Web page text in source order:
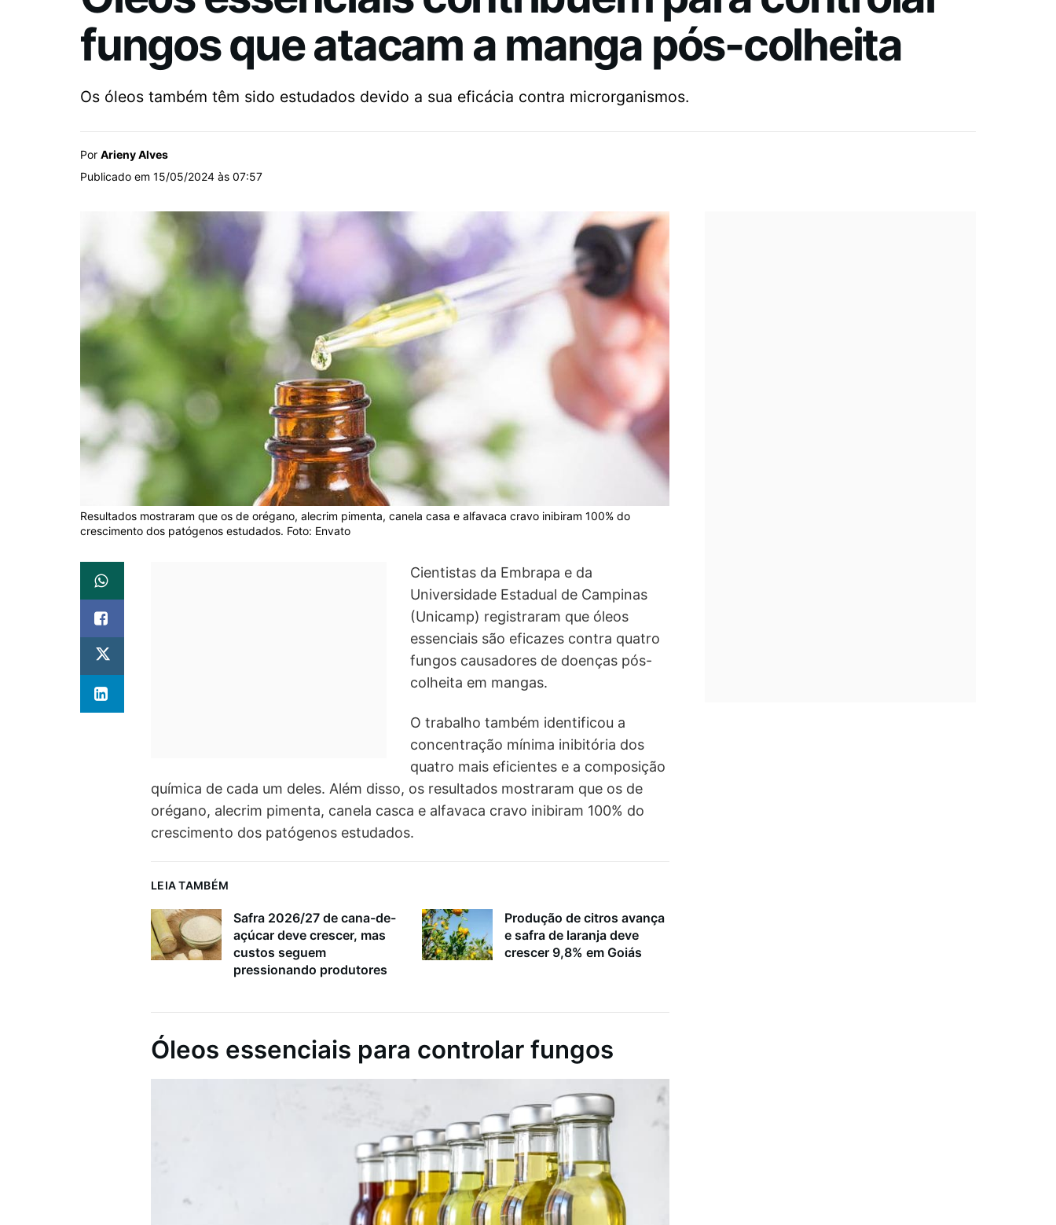
fungos que atacam a manga pós-colheita
Os óleos também têm sido estudados devido a sua eficácia contra microrganismos.
Por Arieny Alves
Publicado em 15/05/2024 às 07:57
Resultados mostraram que os de orégano, alecrim pimenta, canela casa e alfavaca cravo inibiram 100% do
crescimento dos patógenos estudados. Foto: Envato
Cientistas da Embrapa e da
Universidade Estadual de Campinas
(Unicamp) registraram que óleos
essenciais são eficazes contra quatro
fungos causadores de doenças pós-
colheita em mangas.
O trabalho também identificou a
concentração mínima inibitória dos
quatro mais eficientes e a composição
química de cada um deles. Além disso, os resultados mostraram que os de
orégano, alecrim pimenta, canela casca e alfavaca cravo inibiram 100% do
crescimento dos patógenos estudados.
LEIA TAMBÉM
Safra 2026/27 de cana-de-
açúcar deve crescer, mas
custos seguem
pressionando produtores
Produção de citros avança
e safra de laranja deve
crescer 9,8% em Goiás
Óleos essenciais para controlar fungos